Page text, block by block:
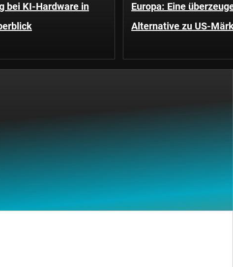
bei KI-Hardware in
Europa: Eine
Alternative zu US-